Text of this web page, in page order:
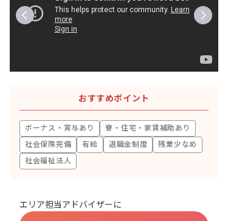
おすすめポイント
ボーナス・賞与あり
寮・住宅・家賃補助あり
社会保険完備
有給 退職金制度
残業少なめ
社会福祉法人
エリア担当アドバイザーに